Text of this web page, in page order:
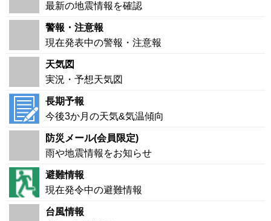
最新の地震情報を確認
警報・注意報
現在発表中の警報・注意報
天気図
実況・予想天気図
長期予報
今後3か月の天気&気温傾向
防災メール(会員限定)
雨や地震情報をお知らせ
避難情報
現在発令中の避難情報
台風情報